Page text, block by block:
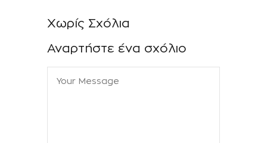
Χωρίς Σχόλια
Αναρτήστε ένα σχόλιο